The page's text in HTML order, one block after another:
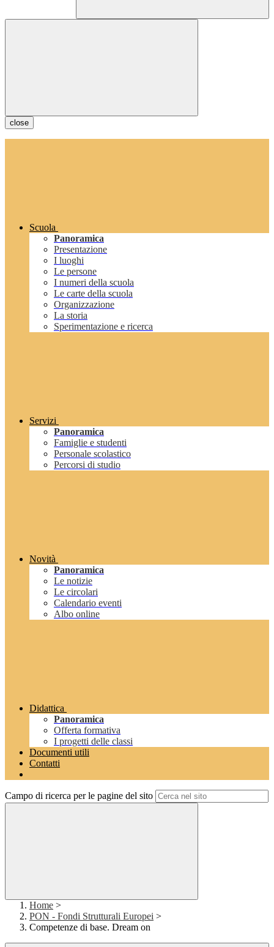
close
Scuola
Panoramica
Presentazione
I luoghi
Le persone
I numeri della scuola
Le carte della scuola
Organizzazione
La storia
Sperimentazione e ricerca
Servizi
Panoramica
Famiglie e studenti
Personale scolastico
Percorsi di studio
Novità
Panoramica
Le notizie
Le circolari
Calendario eventi
Albo online
Didattica
Panoramica
Offerta formativa
I progetti delle classi
Documenti utili
Contatti
Campo di ricerca per le pagine del sito
Home >
PON - Fondi Strutturali Europei >
Competenze di base. Dream on